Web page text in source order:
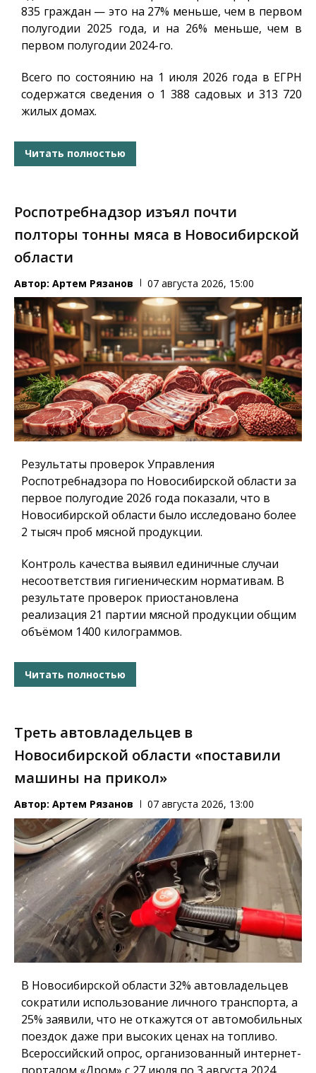
835 граждан — это на 27% меньше, чем в первом
полугодии 2025 года, и на 26% меньше, чем в
первом полугодии 2024-го.
Всего по состоянию на 1 июля 2026 года в ЕГРН
содержатся сведения о 1 388 садовых и 313 720
жилых домах.
Читать полностью
Роспотребнадзор изъял почти
полторы тонны мяса в Новосибирской
области
Автор: Артем Рязанов 07 августа 2026, 15:00
Результаты проверок Управления
Роспотребнадзора по Новосибирской области за
первое полугодие 2026 года показали, что в
Новосибирской области было исследовано более
2 тысяч проб мясной продукции.
Контроль качества выявил единичные случаи
несоответствия гигиеническим нормативам. В
результате проверок приостановлена
реализация 21 партии мясной продукции общим
объёмом 1400 килограммов.
Читать полностью
Треть автовладельцев в
Новосибирской области «поставили
машины на прикол»
Автор: Артем Рязанов 07 августа 2026, 13:00
В Новосибирской области 32% автовладельцев
сократили использование личного транспорта, а
25% заявили, что не откажутся от автомобильных
поездок даже при высоких ценах на топливо.
Всероссийский опрос, организованный интернет-